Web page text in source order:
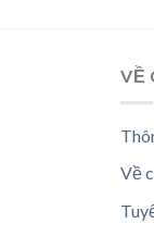
VỀ
Về